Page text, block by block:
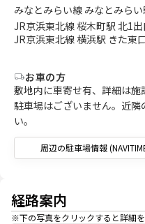
みなとみらい線 みなとみら
JR京浜東北線 桜木町駅 北1
JR京浜東北線 横浜駅 きた東
お車の方
敷地内に車寄せ有、詳細は施
駐車場はございません。近
い。
周辺の駐車場情報
経路案内
※下の写真をクリックすると詳細を